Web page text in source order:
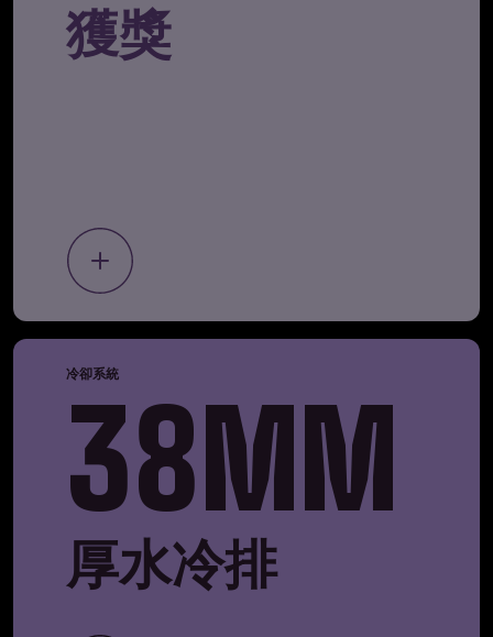
獲獎
冷卻系統
38MM
厚水冷排